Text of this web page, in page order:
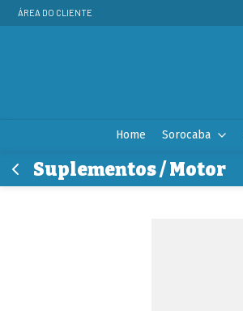
ÁREA DO CLIENTE
Home Sorocaba
Suplementos / Motor